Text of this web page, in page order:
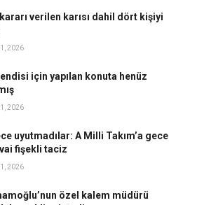
verilen karısı dahil dört kişiyi
2026
için yapılan konuta henüz
2026
uyutmadılar: A Milli Takım’a gece
fişekli taciz
2026
özel kalem müdürü